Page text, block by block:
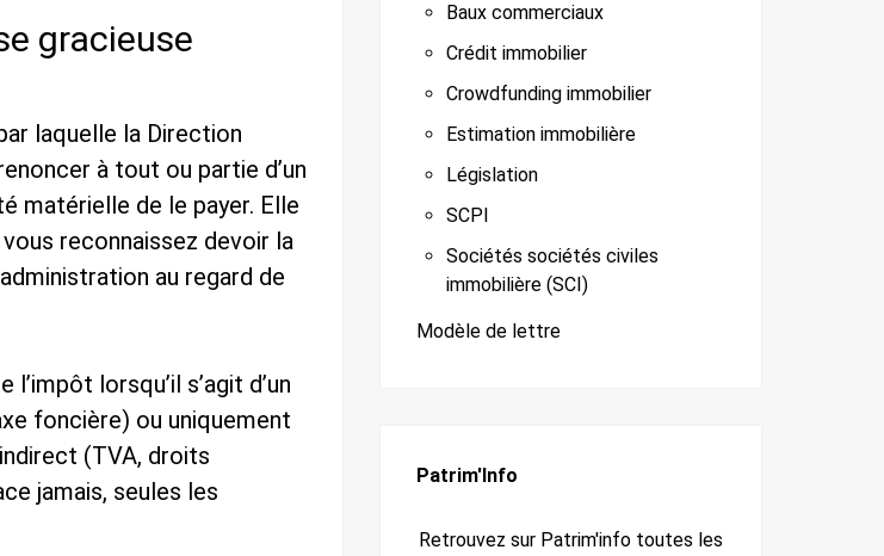
gracieuse
laquelle la Direction
à tout ou partie d’un
matérielle de le payer. Elle
reconnaissez devoir la
au regard de
lorsqu’il s’agit d’un
foncière) ou uniquement
indirect (TVA, droits
jamais, seules les
Baux commerciaux
Crédit immobilier
Crowdfunding immobilier
Estimation immobilière
Législation
SCPI
Sociétés sociétés civiles
immobilière (SCI)
Modèle de lettre
Patrim'Info
Retrouvez sur Patrim'info toutes les